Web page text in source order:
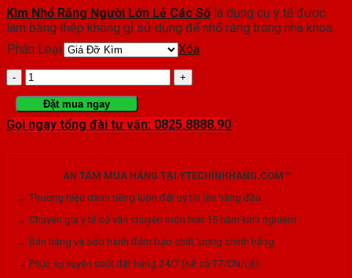
360.000₫
Kìm Nhổ Răng Người Lớn Lẻ Các Sốlà dụng cụ y tế được
làm bằng thép không gỉ sử dụng để nhổ răng trong nha khoa.
Phân Loại
Xóa
Kìm
Nhổ
Răng
Người
Các
Số
Đặt mua ngay
Gọi ngay tổng đài tư vấn: 0825.8888.90
AN TÂM MUA HÀNG TẠI YTECHINHHANG.COM™
→ Thương hiệu danh tiếng luôn đặt uy tín lên hàng đầu.
→ Chuyên gia y tế cố vấn chuyên môn hơn 15 năm kinh nghiệm.
→ Bán hàng và bảo hành đảm bảo chất lượng chính hãng.
→ Phục vụ xuyên suốt đặt hàng 24/7 (Kể cả T7/CN/Lễ).